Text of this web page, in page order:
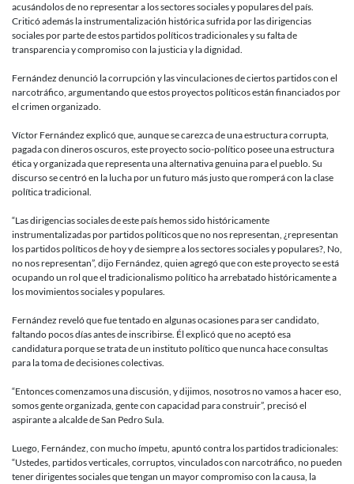
acusándolos de no representar a los sectores sociales y populares del país.
Criticó además la instrumentalización histórica sufrida por las dirigencias
sociales por parte de estos partidos políticos tradicionales y su falta de
transparencia y compromiso con la justicia y la dignidad.
Fernández denunció la corrupción y las vinculaciones de ciertos partidos con el
narcotráfico, argumentando que estos proyectos políticos están financiados por
el crimen organizado.
Víctor Fernández explicó que, aunque se carezca de una estructura corrupta,
pagada con dineros oscuros, este proyecto socio-político posee una estructura
ética y organizada que representa una alternativa genuina para el pueblo. Su
discurso se centró en la lucha por un futuro más justo que romperá con la clase
política tradicional.
“Las dirigencias sociales de este país hemos sido históricamente
instrumentalizadas por partidos políticos que no nos representan, ¿representan
los partidos políticos de hoy y de siempre a los sectores sociales y populares?, No,
no nos representan”, dijo Fernández, quien agregó que con este proyecto se está
ocupando un rol que el tradicionalismo político ha arrebatado históricamente a
los movimientos sociales y populares.
Fernández reveló que fue tentado en algunas ocasiones para ser candidato,
faltando pocos días antes de inscribirse. Él explicó que no aceptó esa
candidatura porque se trata de un instituto político que nunca hace consultas
para la toma de decisiones colectivas.
“Entonces comenzamos una discusión, y dijimos, nosotros no vamos a hacer eso,
somos gente organizada, gente con capacidad para construir”, precisó el
aspirante a alcalde de San Pedro Sula.
Luego, Fernández, con mucho ímpetu, apuntó contra los partidos tradicionales:
“Ustedes, partidos verticales, corruptos, vinculados con narcotráfico, no pueden
tener dirigentes sociales que tengan un mayor compromiso con la causa, la